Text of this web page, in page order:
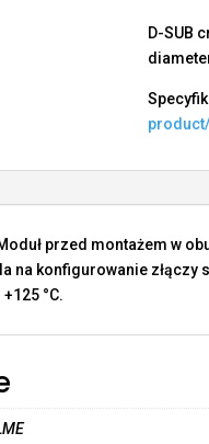
D-SUB
przed montażem w
na konfigurowanie
°C.